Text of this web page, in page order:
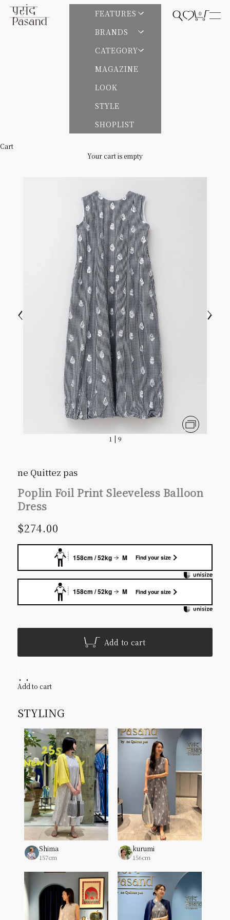
Skip to content
Pasand by ne Quittez pas | パサンドバイヌキテパ
Open search
Open cart
0
FEATURES
BRANDS
CATEGORY
MAGAZINE
LOOK
STYLE
SHOPLIST
Cart
Your cart is empty
Zoom
Previous
1 | 9
Next
ne Quittez pas
Poplin Foil Print Sleeveless Balloon
Dress
Sale price
$274.00
158cm / 52kg M Find your size
158cm / 52kg M Find your size
Add to cart
Add to cart
STYLING
Shima
157cm
kurumi
156cm